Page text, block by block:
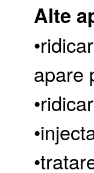
Alte
apare